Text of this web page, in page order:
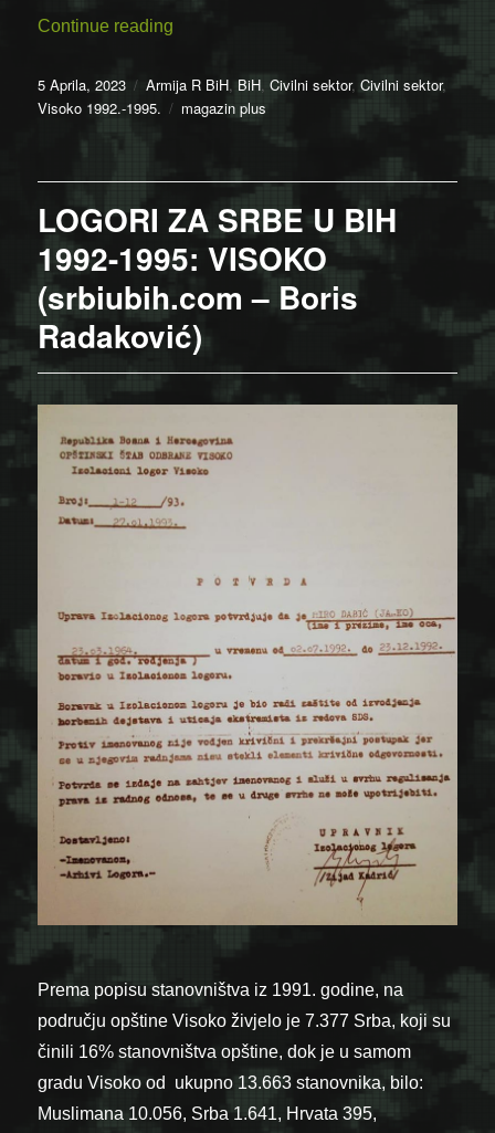
Continue reading
Posted
on
5 Aprila, 2023 Categories
Armija R BiH, BiH ,Civilni sektor,Civilni sektor,
Visoko 1992.-1995.
Tags
magazin plus
LOGORI ZA SRBE U BIH
1992-1995: VISOKO
(srbiubih.com – Boris
Radaković)
Prema popisu stanovništva iz 1991. godine, na
području opštine Visoko živjelo je 7.377 Srba, koji su
činili 16% stanovništva opštine, dok je u samom
gradu Visoko od ukupno 13.663 stanovnika, bilo:
Muslimana 10.056, Srba 1.641, Hrvata 395,